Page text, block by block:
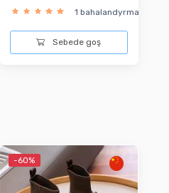
1 bahalandyrma
Sebede goş
-60%